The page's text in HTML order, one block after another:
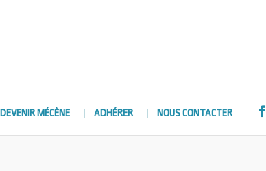
DEVENIR MÉCÈNE ADHÉRER NOUS CONTACTER 